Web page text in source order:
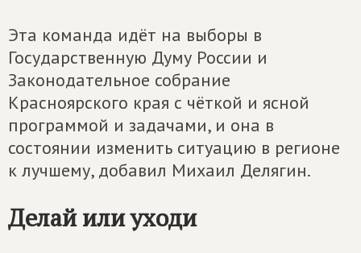
Эта команда идёт на выборы в
Государственную Думу России и
Законодательное собрание
Красноярского края с чёткой и ясной
программой и задачами, и она в
состоянии изменить ситуацию в регионе
к лучшему, добавил Михаил Делягин.
Делай или уходи